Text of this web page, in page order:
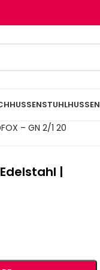
STUHLHUSSEN
– GN 2/1 20
|